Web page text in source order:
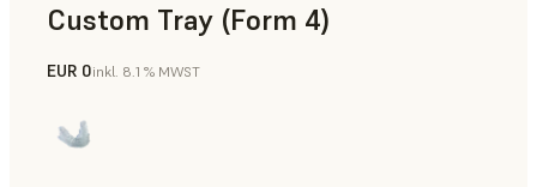
Custom Tray (Form 4)
Zahnmedizin
EUR 0inkl. 8.1 % MWST